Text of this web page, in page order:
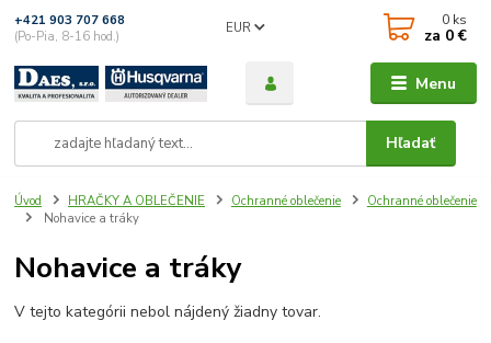
Menu
EUR
Hľadať
+421 903 707 668
(Po-Pia, 8-16 hod.)
0 ks
za 0 €
Úvod HRAČKY A OBLEČENIE Ochranné oblečenie
Ochranné oblečenie
Nohavice a tráky
Nohavice a tráky
V tejto kategórii nebol nájdený žiadny tovar.